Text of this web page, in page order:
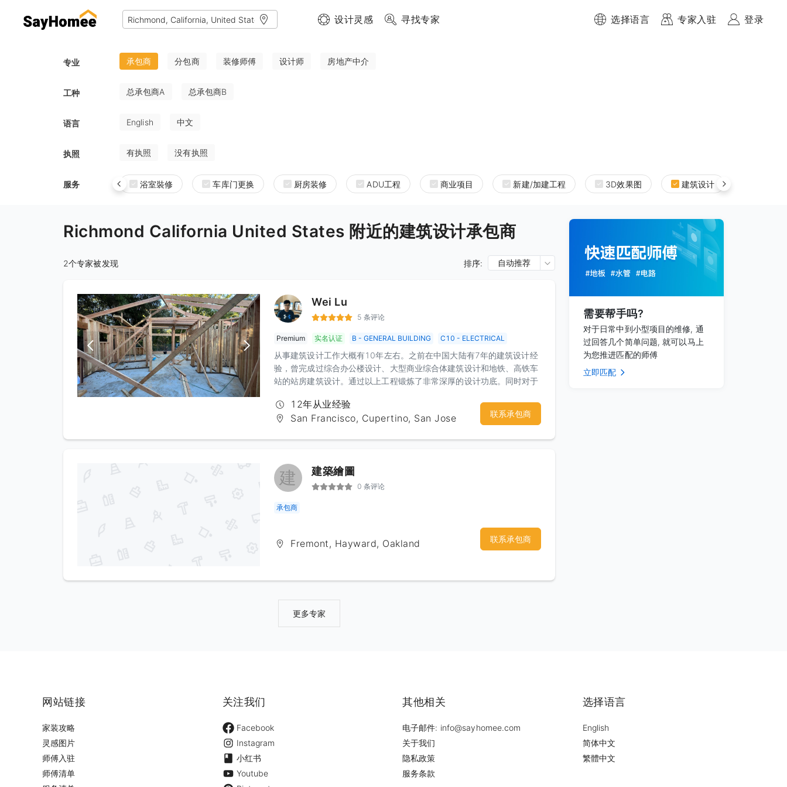
设计灵感 寻找专家 选择语言 专家入驻 登录
专业 承包商 分包商 装修师傅 设计师 房地产中介
工种 总承包商A 总承包商B
语言 English 中文
执照 有执照 没有执照
服务 浴室裝修 车库门更换 厨房装修 ADU工程 商业项目 新建/加建工程 3D效果图 建筑设计
Richmond California United States 附近的建筑设计承包商
2个专家被发现 排序: 自动推荐
Wei Lu
5 条评论
Premium 实名认证 B - GENERAL BUILDING C10 - ELECTRICAL
从事建筑设计工作大概有10年左右。之前在中国大陆有7年的建筑设计经
验，曾完成过综合办公楼设计、大型商业综合体建筑设计和地铁、高铁车
站的站房建筑设计。通过以上工程锻炼了非常深厚的设计功底。同时对于
和变化也具备一定的实力。目前在北美从事家建行业的建筑设计，通过一
定的经验积累，对于湾区各个city的code和要求也逐渐了然于胸。因此结
12年从业经验
San Francisco, Cupertino, San Jose
联系承包商
建 建築繪圖
0 条评论
承包商
Fremont, Hayward, Oakland 联系承包商
更多专家
需要帮手吗?
对于日常中到小型项目的维修, 通
过回答几个简单问题, 就可以马上
为您推进匹配的师傅
立即匹配
网站链接
家装攻略
灵感图片
师傅入驻
师傅清单
关注我们
Facebook
Instagram
小红书
Youtube
其他相关
电子邮件: info@sayhomee.com
关于我们
隐私政策
服务条款
选择语言
English
简体中文
繁體中文